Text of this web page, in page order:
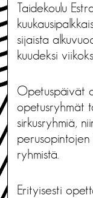
Taidekoulu
sijaista
kuudeksi
Opetuspäivät
opetusryhmät
sirkusryhmiä,
ryhmistä.
Erityisesti